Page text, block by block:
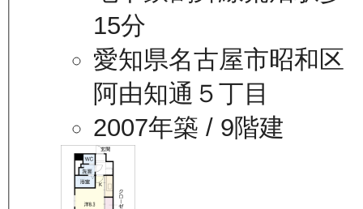
15分
愛知県名古屋市昭和区
阿由知通５丁目
2007年築 / 9階建